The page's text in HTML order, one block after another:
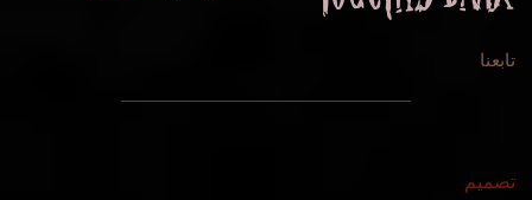
تابعنا
تصميم